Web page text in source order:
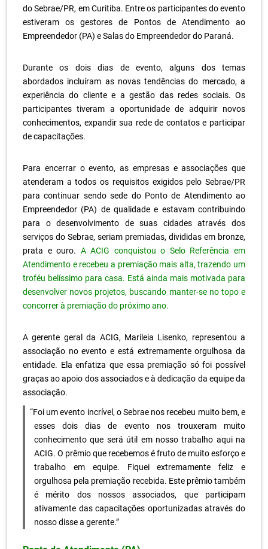
do Sebrae/PR, em Curitiba. Entre os participantes do evento
estiveram os gestores de Pontos de Atendimento ao
Empreendedor (PA) e Salas do Empreendedor do Paraná.
Durante os dois dias de evento, alguns dos temas
abordados incluíram as novas tendências do mercado, a
experiência do cliente e a gestão das redes sociais. Os
participantes tiveram a oportunidade de adquirir novos
conhecimentos, expandir sua rede de contatos e participar
de capacitações.
Para encerrar o evento, as empresas e associações que
atenderam a todos os requisitos exigidos pelo Sebrae/PR
para continuar sendo sede do Ponto de Atendimento ao
Empreendedor (PA) de qualidade e estavam contribuindo
para o desenvolvimento de suas cidades através dos
serviços do Sebrae, seriam premiadas, divididas em bronze,
prata e ouro. A ACIG conquistou o Selo Referência em
Atendimento e recebeu a premiação mais alta, trazendo um
troféu belíssimo para casa. Está ainda mais motivada para
desenvolver novos projetos, buscando manter-se no topo e
concorrer à premiação do próximo ano.
A gerente geral da ACIG, Marileia Lisenko, representou a
associação no evento e está extremamente orgulhosa da
entidade. Ela enfatiza que essa premiação só foi possível
graças ao apoio dos associados e à dedicação da equipe da
associação.
Foi um evento incrível, o Sebrae nos recebeu muito bem, e
esses dois dias de evento nos trouxeram muito
conhecimento que será útil em nosso trabalho aqui na
ACIG. O prêmio que recebemos é fruto de muito esforço e
trabalho em equipe. Fiquei extremamente feliz e
orgulhosa pela premiação recebida. Este prêmio também
é mérito dos nossos associados, que participam
ativamente das capacitações oportunizadas através do
nosso disse a gerente.